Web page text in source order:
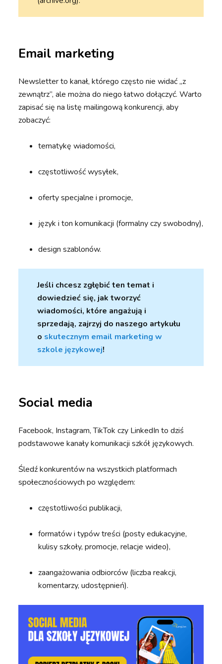
Email marketing
Newsletter to kanał, którego często nie widać „z
zewnątrz”, ale można do niego łatwo dołączyć. Warto
zapisać się na listę mailingową konkurencji, aby
zobaczyć:
tematykę wiadomości,
częstotliwość wysyłek,
oferty specjalne i promocje,
język i ton komunikacji (formalny czy swobodny),
design szablonów.
Jeśli chcesz zgłębić ten temat i
dowiedzieć się, jak tworzyć
wiadomości, które angażują i
sprzedają, zajrzyj do naszego artykułu
o skutecznym email marketing w
szkole językowej!
Social media
Facebook, Instagram, TikTok czy LinkedIn to dziś
podstawowe kanały komunikacji szkół językowych.
Śledź konkurentów na wszystkich platformach
społecznościowych po względem:
częstotliwości publikacji,
formatów i typów treści (posty edukacyjne,
kulisy szkoły, promocje, relacje wideo),
zaangażowania odbiorców (liczba reakcji,
komentarzy, udostępnień).